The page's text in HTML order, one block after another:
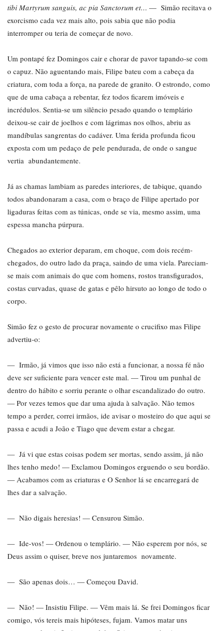
tibi Martyrum sanguis, ac pia Sanctorum et… — Simão recitava o
exorcismo cada vez mais alto, pois sabia que não podia
interromper ou teria de começar de novo.
Um pontapé fez Domingos cair e chorar de pavor tapando-se com
o capuz. Não aguentando mais, Filipe bateu com a cabeça da
criatura, com toda a força, na parede de granito. O estrondo, como
que de uma cabaça a rebentar, fez todos ficarem imóveis e
incrédulos. Sentia-se um silêncio pesado quando o templário
deixou-se cair de joelhos e com lágrimas nos olhos, abriu as
mandíbulas sangrentas do cadáver. Uma ferida profunda ficou
exposta com um pedaço de pele pendurada, de onde o sangue
vertia abundantemente.
Já as chamas lambiam as paredes interiores, de tabique, quando
todos abandonaram a casa, com o braço de Filipe apertado por
ligaduras feitas com as túnicas, onde se via, mesmo assim, uma
espessa mancha púrpura.
Chegados ao exterior deparam, em choque, com dois recém-
chegados, do outro lado da praça, saindo de uma viela. Pareciam-
se mais com animais do que com homens, rostos transfigurados,
costas curvadas, quase de gatas e pêlo hirsuto ao longo de todo o
corpo.
Simão fez o gesto de procurar novamente o crucifixo mas Filipe
advertiu-o:
— Irmão, já vimos que isso não está a funcionar, a nossa fé não
deve ser suficiente para vencer este mal. — Tirou um punhal de
dentro do hábito e sorriu perante o olhar escandalizado do outro.
— Por vezes temos que dar uma ajuda à salvação. Não temos
tempo a perder, correi irmãos, ide avisar o mosteiro do que aqui se
passa e acudi a João e Tiago que devem estar a chegar.
— Já vi que estas coisas podem ser mortas, sendo assim, já não
lhes tenho medo! — Exclamou Domingos erguendo o seu bordão.
— Acabamos com as criaturas e O Senhor lá se encarregará de
lhes dar a salvação.
— Não digais heresias! — Censurou Simão.
— Ide-vos! — Ordenou o templário. — Não esperem por nós, se
Deus assim o quiser, breve nos juntaremos novamente.
— São apenas dois… — Começou David.
— Não! — Insistiu Filipe. — Vêm mais lá. Se frei Domingos ficar
comigo, vós tereis mais hipóteses, fujam. Vamos matar uns